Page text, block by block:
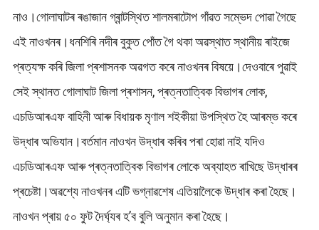
নাও।গোলাঘাটৰ ৰঙাজান গ্ৰান্টস্থিত শালমৰাটোপ গাঁৱত সম্ভেদ পোৱা গৈছে
এই নাওখনৰ।ধনশিৰি নদীৰ বুকুত পোঁত গৈ থকা অৱস্থাত স্থানীয় ৰাইজে
প্ৰত্যক্ষ কৰি জিলা প্ৰশাসনক অৱগত কৰে নাওখনৰ বিষয়ে।দেওবাৰে পুৱাই
সেই স্থানত গোলাঘাট জিলা প্ৰশাসন, প্ৰত্নতাত্বিক বিভাগৰ লোক,
এচডিআৰএফ বাহিনী আৰু বিধায়ক মৃণাল শ‌ইকীয়া উপস্থিত হৈ আৰম্ভ কৰে
উদ্ধাৰ অভিযান।বৰ্তমান নাওখন উদ্ধাৰ কৰিব পৰা হোৱা নাই যদিও
এচডিআৰএফ আৰু প্ৰত্নতাত্বিক বিভাগৰ লোকে অব্যাহত ৰাখিছে উদ্ধাৰৰ
প্ৰচেষ্টা।অৱশ্যে নাওখনৰ এটি ভগ্নাৱশেষ এতিয়ালৈকে উদ্ধাৰ কৰা হৈছে।
নাওখন প্ৰায় ৫০ ফুট দৈৰ্ঘ্যৰ হ’ব বুলি অনুমান কৰা হৈছে।